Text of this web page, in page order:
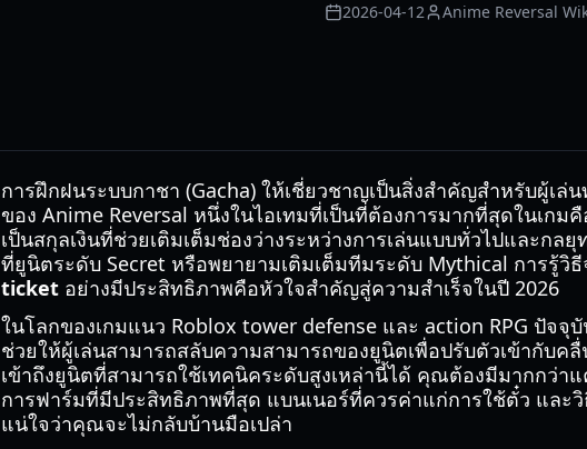
2026-04-12 Anime Reversal
การฝึกฝนระบบกาชา (Gacha) ให้เชี่ยวชาญเป็นสิ่งสำคัญสำหรับผู้เ
ของ Anime Reversal หนึ่งในไอเทมที่เป็นที่ต้องการมากที่สุดในเกมคื
เป็นสกุลเงินที่ช่วยเติมเต็มช่องว่างระหว่างการเล่นแบบทั่วไปและก
ที่ยูนิตระดับ Secret หรือพยายามเติมเต็มทีมระดับ Mythical การรู้วิ
ticket อย่างมีประสิทธิภาพคือหัวใจสำคัญสู่ความสำเร็จในปี 2026
ในโลกของเกมแนว Roblox tower defense และ action RPG ปัจจุ
ช่วยให้ผู้เล่นสามารถสลับความสามารถของยูนิตเพื่อปรับตัวเข้ากับค
เข้าถึงยูนิตที่สามารถใช้เทคนิคระดับสูงเหล่านี้ได้ คุณต้องมีมากกว่
การฟาร์มที่มีประสิทธิภาพที่สุด แบนเนอร์ที่ควรค่าแก่การใช้ตั๋ว และ
แน่ใจว่าคุณจะไม่กลับบ้านมือเปล่า